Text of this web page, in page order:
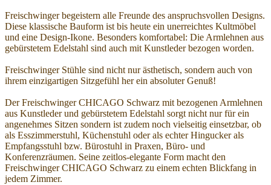
Freischwinger begeistern alle Freunde des anspruchsvollen Designs.
Diese klassische Bauform ist bis heute ein unerreichtes Kultmöbel
und eine Design-Ikone. Besonders komfortabel: Die Armlehnen aus
gebürstetem Edelstahl sind auch mit Kunstleder bezogen worden.
Freischwinger Stühle sind nicht nur ästhetisch, sondern auch von
ihrem einzigartigen Sitzgefühl her ein absoluter Genuß!
Der Freischwinger CHICAGO Schwarz mit bezogenen Armlehnen
aus Kunstleder und gebürstetem Edelstahl sorgt nicht nur für ein
angenehmes Sitzen sondern ist zudem noch vielseitig einsetzbar, ob
als Esszimmerstuhl, Küchenstuhl oder als echter Hingucker als
Empfangsstuhl bzw. Bürostuhl in Praxen, Büro- und
Konferenzräumen. Seine zeitlos-elegante Form macht den
Freischwinger CHICAGO Schwarz zu einem echten Blickfang in
jedem Zimmer.